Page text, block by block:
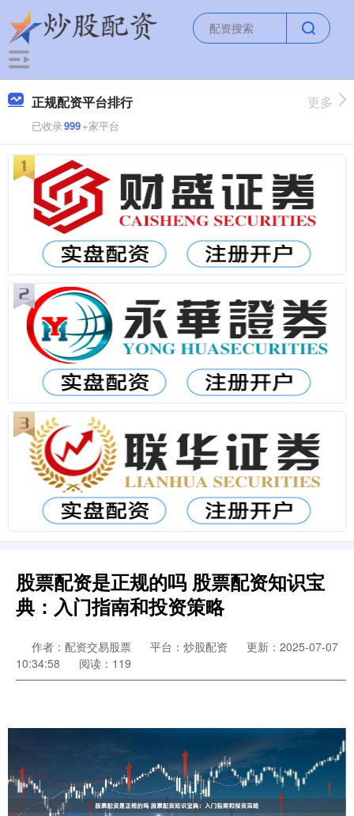
正规配资平台排行
已收录999+家平台
更多
股票配资是正规的吗 股票配资知识宝
典：入门指南和投资策略
作者：配资交易股票 平台：炒股配资
更新：2025-07-07
10:34:58
阅读：119